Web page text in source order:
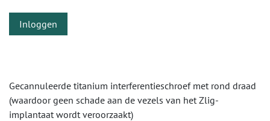
Inloggen
Gecannuleerde titanium interferentieschroef met rond draad
(waardoor geen schade aan de vezels van het Zlig-
implantaat wordt veroorzaakt)